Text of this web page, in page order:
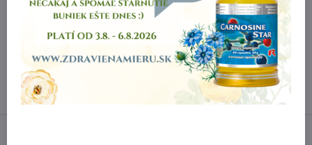
Všetky produkty Bio masážne oleje
Doplnkové informácie
Balenie: :
Výrobca::